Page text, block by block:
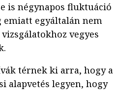
is négynapos fluktuáció
emiatt egyáltalán nem
vegyes
térnek ki arra, hogy a
alapvetés legyen, hogy